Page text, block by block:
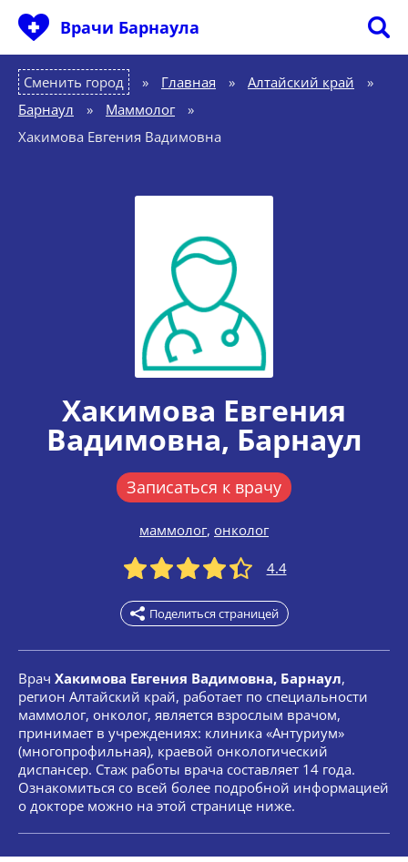
Врачи Барнаула
Сменить город Главная » Алтайский край
»
Барнаул
» Маммолог
»
Хакимова Евгения Вадимовна
Хакимова Евгения
Вадимовна, Барнаул
Записаться к врачу
маммолог, онколог
4.4
Поделиться страницей
Врач Хакимова Евгения Вадимовна, Барнаул,
регион Алтайский край, работает по специальности
маммолог, онколог, является взрослым врачом,
принимает в учреждениях: клиника «Антуриум»
(многопрофильная), краевой онкологический
диспансер. Стаж работы врача составляет 14 года.
Ознакомиться со всей более подробной информацией
о докторе можно на этой странице ниже.